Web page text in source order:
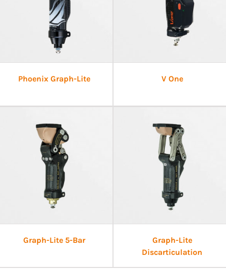
Phoenix Graph-Lite V One
Graph-Lite 5-Bar
Graph-Lite
Discarticulation